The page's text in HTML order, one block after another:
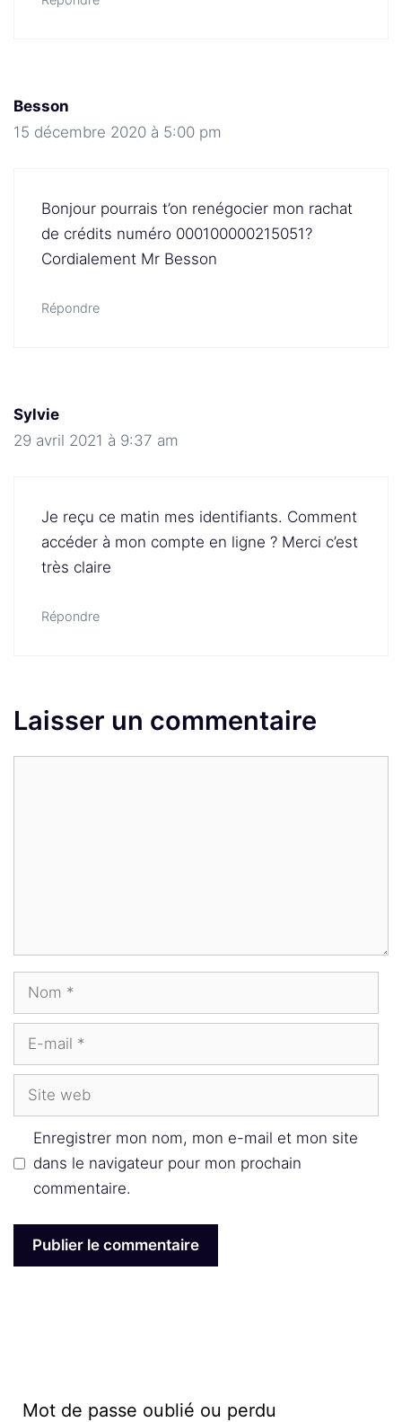
Besson
15 décembre 2020 à 5:00 pm
Bonjour pourrais t’on renégocier mon rachat
de crédits numéro 000100000215051?
Cordialement Mr Besson
Répondre
Sylvie
29 avril 2021 à 9:37 am
Je reçu ce matin mes identifiants. Comment
accéder à mon compte en ligne ? Merci c’est
très claire
Répondre
Laisser un commentaire
Nom
mail
Site
web
Enregistrer mon nom, mon e-mail et mon site
dans le navigateur pour mon prochain
commentaire.
Mot de passe oublié ou perdu